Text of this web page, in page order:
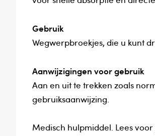
Gebruik
Wegwerpbroekjes, die u kunt
Aanwijzigingen voor gebruik
Aan en uit te trekken zoals
gebruiksaanwijzing.
Medisch hulpmiddel. Lees